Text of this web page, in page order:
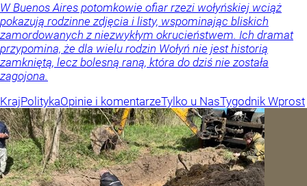
W Buenos Aires potomkowie ofiar rzezi wołyńskiej wciąż
pokazują rodzinne zdjęcia i listy, wspominając bliskich
zamordowanych z niezwykłym okrucieństwem. Ich dramat
przypomina, że dla wielu rodzin Wołyń nie jest historią
zamkniętą, lecz bolesną raną, która do dziś nie została
zagojona.
KrajPolitykaOpinie i komentarzeTylko u NasTygodnik Wprost